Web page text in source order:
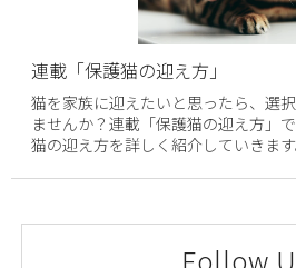
連載「保護猫の迎え方」
猫を家族に迎えたいと思ったら、選
ませんか？連載「保護猫の迎え方」
猫の迎え方を詳しく紹介していきます
Follow